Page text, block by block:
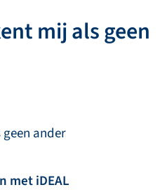
mij als geen
geen ander
met iDEAL